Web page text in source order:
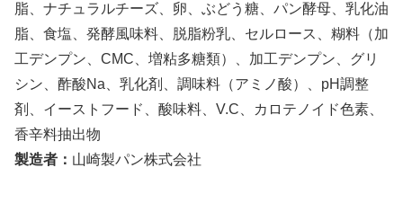
脂、ナチュラルチーズ、卵、ぶどう糖、パン酵母、乳化油
脂、食塩、発酵風味料、脱脂粉乳、セルロース、糊料（加
工デンプン、CMC、増粘多糖類）、加工デンプン、グリ
シン、酢酸Na、乳化剤、調味料（アミノ酸）、pH調整
剤、イーストフード、酸味料、V.C、カロテノイド色素、
香辛料抽出物
製造者： 山崎製パン株式会社